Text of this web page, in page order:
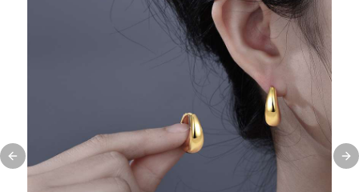
Previous slide